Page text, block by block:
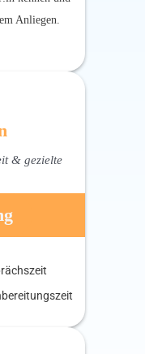
Anliegen.
& gezielte